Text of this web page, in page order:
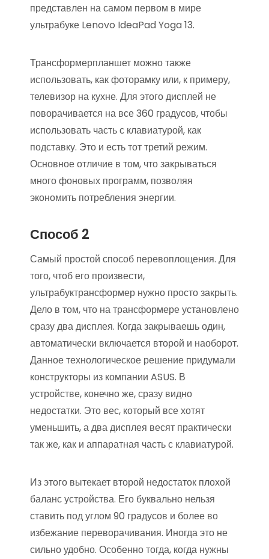
представлен на самом первом в мире
ультрабуке Lenovo IdeaPad Yoga 13.
Трансформерпланшет можно также
использовать, как фоторамку или, к примеру,
телевизор на кухне. Для этого дисплей не
поворачивается на все 360 градусов, чтобы
использовать часть с клавиатурой, как
подставку. Это и есть тот третий режим.
Основное отличие в том, что закрываться
много фоновых программ, позволяя
экономить потребления энергии.
Способ 2
Самый простой способ перевоплощения. Для
того, чтоб его произвести,
ультрабуктрансформер нужно просто закрыть.
Дело в том, что на трансформере установлено
сразу два дисплея. Когда закрываешь один,
автоматически включается второй и наоборот.
Данное технологическое решение придумали
конструкторы из компании ASUS. В
устройстве, конечно же, сразу видно
недостатки. Это вес, который все хотят
уменьшить, а два дисплея весят практически
так же, как и аппаратная часть с клавиатурой.
Из этого вытекает второй недостаток плохой
баланс устройства. Его буквально нельзя
ставить под углом 90 градусов и более во
избежание переворачивания. Иногда это не
сильно удобно. Особенно тогда, когда нужны